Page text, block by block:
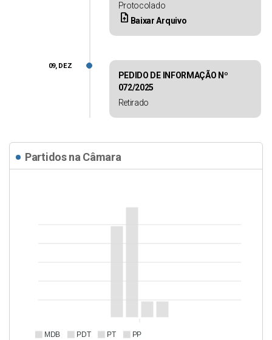
Protocolado
upload_file Baixar Arquivo
PEDIDO DE INFORMAÇÃO Nº
072/2025
Retirado
09, DEZ
Partidos na Câmara
MDB PDT PT PP